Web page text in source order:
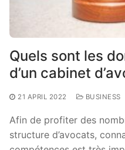
Quels sont les
d’un cabinet
21 APRIL 2022 BUSINESS
Afin de profiter des
structure d’avocats,